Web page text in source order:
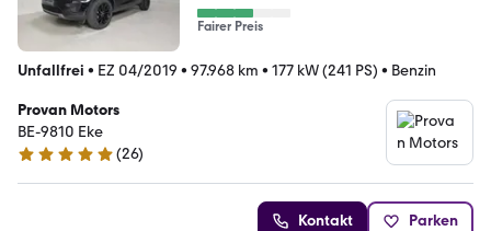
Fairer Preis
Unfallfrei • EZ 04/2019 • 97.968 km • 177 kW (241 PS) • Benzin
Provan Motors
BE-9810 Eke
5 Sterne
(26)
Kontakt Parken